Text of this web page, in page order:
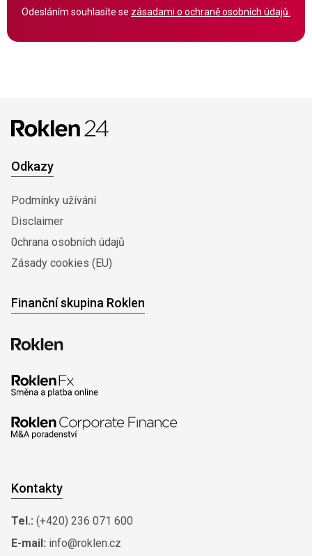
Odesláním souhlasíte se zásadami o ochraně osobních údajů.
Odkazy
Podmínky užívání
Disclaimer
0chrana osobních údajů
Zásady cookies (EU)
Finanční skupina Roklen
Kontakty
Tel.: (+420) 236 071 600
E-mail: info@roklen.cz